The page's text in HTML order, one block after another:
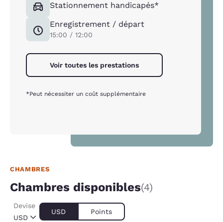
Stationnement handicapés*
Enregistrement / départ
15:00 / 12:00
Voir toutes les prestations
*Peut nécessiter un coût supplémentaire
CHAMBRES
Chambres disponibles(4)
USD
Devise
USD Points